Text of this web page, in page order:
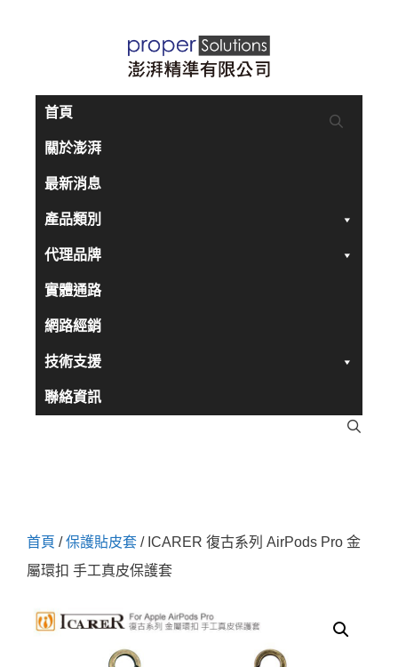
首頁
關於澎湃
最新消息
產品類別
代理品牌
實體通路
網路經銷
技術支援
聯絡資訊
首頁 /保護貼皮套 / ICARER 復古系列 AirPods Pro 金
屬環扣 手工真皮保護套